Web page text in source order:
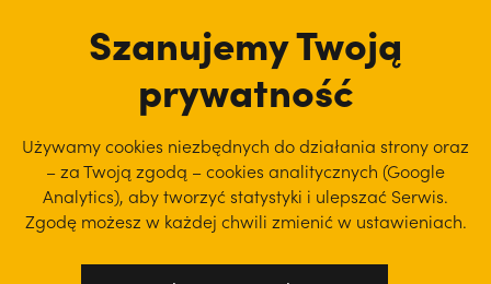
Szanujemy Twoją
prywatność
Używamy cookies niezbędnych do działania strony oraz
– za Twoją zgodą – cookies analitycznych (Google
Analytics), abytworzyć statystyki i ulepszać Serwis.
Zgodę możesz w każdej chwili zmienić w ustawieniach.